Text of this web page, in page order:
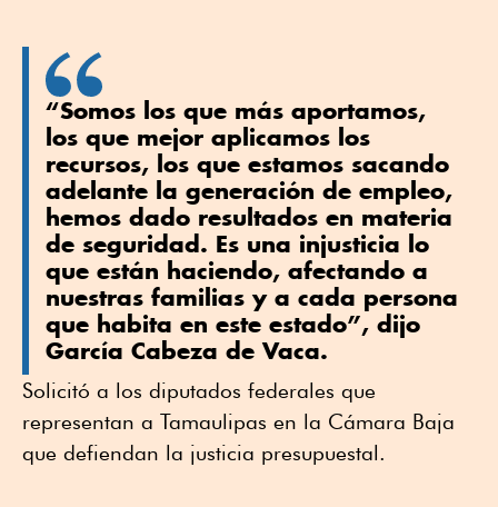
“Somos los que más aportamos,
los que mejor aplicamos los
recursos, los que estamos sacando
adelante la generación de empleo,
hemos dado resultados en materia
de seguridad. Es una injusticia lo
que están haciendo, afectando a
nuestras familias y a cada persona
que habita en este estado”, dijo
García Cabeza de Vaca.
Solicitó a los diputados federales que
representan a Tamaulipas en la Cámara Baja
que defiendan la justicia presupuestal.